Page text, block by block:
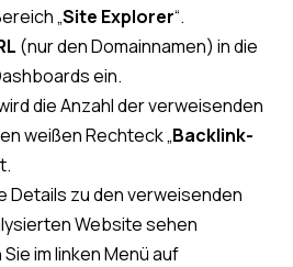
„Site Explorer“.
(nur den Domainnamen) in die
ein.
die Anzahl der verweisenden
weißen Rechteck „Backlink-
Details zu den verweisenden
Website sehen
im linken Menü auf